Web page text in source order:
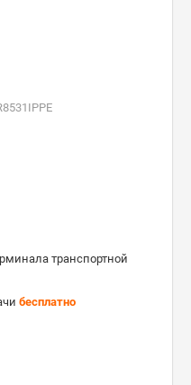
транспортной
бесплатно